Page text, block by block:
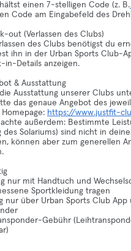
einen 7-stelligen Code (z. B.
Code am Eingabefeld des
out (Verlassen des Clubs)
des Clubs benötigst du
ihn in der Urban Sports Club-
in-Details anzeigen.
& Ausstattung
Ausstattung unserer Clubs
das genaue Angebot des
https://www.justfit-
außerdem: Bestimmte
des Solariums) sind nicht in
können aber zum generellen
nur mit Handtuch und
Sportkleidung tragen
nur über Urban Sports Club
Gebühr